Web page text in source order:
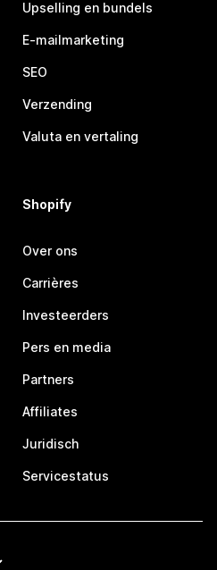
Upselling en bundels
E-mailmarketing
SEO
Verzending
Valuta en vertaling
Shopify
Over ons
Carrières
Investeerders
Pers en media
Partners
Affiliates
Juridisch
Servicestatus